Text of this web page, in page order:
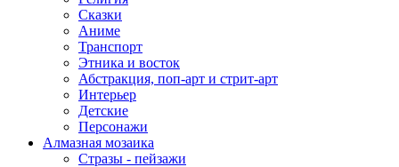
Сказки
Аниме
Транспорт
Этника и восток
Абстракция, поп-арт и стрит-арт
Интерьер
Детские
Персонажи
Алмазная мозаика
Стразы - пейзажи